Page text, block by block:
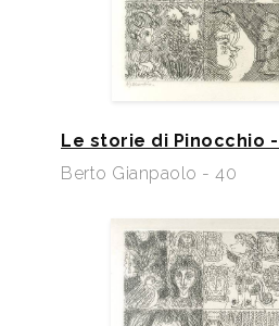
Le storie di Pinocchio
Berto Gianpaolo - 40